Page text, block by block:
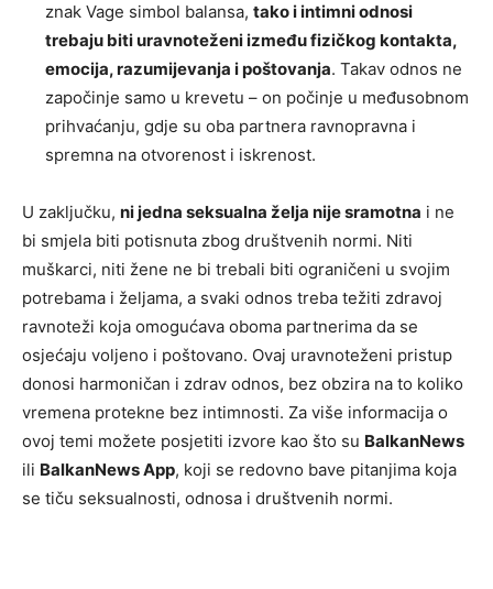
znak Vage simbol balansa, tako i intimni odnosi
trebaju biti uravnoteženi između fizičkog kontakta,
emocija, razumijevanja i poštovanja. Takav odnos ne
započinje samo u krevetu – on počinje u međusobnom
prihvaćanju, gdje su oba partnera ravnopravna i
spremna na otvorenost i iskrenost.
U zaključku, ni jedna seksualna želja nije sramotna i ne
bi smjela biti potisnuta zbog društvenih normi. Niti
muškarci, niti žene ne bi trebali biti ograničeni u svojim
potrebama i željama, a svaki odnos treba težiti zdravoj
ravnoteži koja omogućava oboma partnerima da se
osjećaju voljeno i poštovano. Ovaj uravnoteženi pristup
donosi harmoničan i zdrav odnos, bez obzira na to koliko
vremena protekne bez intimnosti. Za više informacija o
ovoj temi možete posjetiti izvore kao što su BalkanNews
ili BalkanNews App, koji se redovno bave pitanjima koja
se tiču seksualnosti, odnosa i društvenih normi.